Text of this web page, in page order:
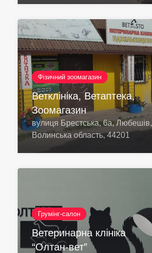
Фізичний зоомагазин
Ветклініка, Ветаптека,
Зоомагазин
вулиця Брестська, 6а, Любешів,
Волинська область, 44201
Грумінг-салон
Ветеринарна клініка
“Олтан-вет”